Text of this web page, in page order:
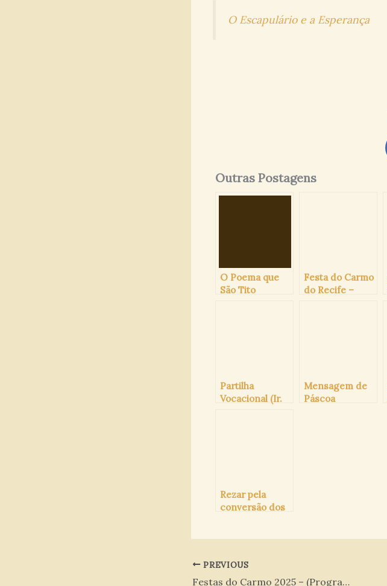
O Escapulário e a Esperança
Outras Postagens
O Poema que
São Tito
Festa do Carmo
do Recife –
Partilha
Vocacional (Ir.
Mensagem de
Páscoa
Rezar pela
conversão dos
PREVIOUS
Festas do Carmo 2025 – (Programações)